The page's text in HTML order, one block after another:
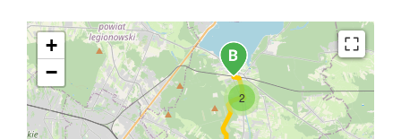
2
+
−